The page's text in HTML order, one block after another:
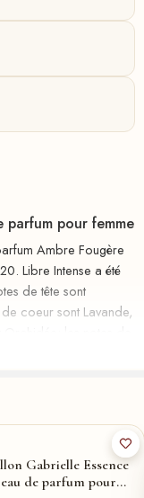
parfum pour femme
Ambre Fougère
Libre Intense a été
de tête sont
coeur sont Lavande,
Ambre gris et
la liberté rugissante
brûlants. Audacieuse,
Gabrielle Essence
de parfum pour